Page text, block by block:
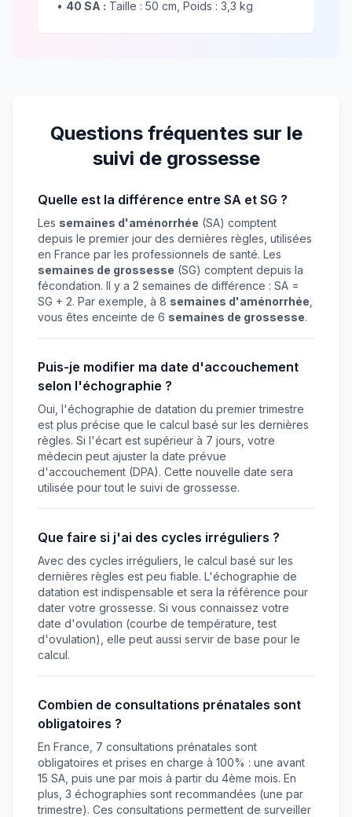
• 40 SA : Taille : 50 cm, Poids : 3,3 kg
Questions fréquentes sur le
suivi de grossesse
Quelle est la différence entre SA et SG ?
Les semaines d'aménorrhée (SA) comptent
depuis le premier jour des dernières règles, utilisées
en France par les professionnels de santé. Les
semaines de grossesse (SG) comptent depuis la
fécondation. Il y a 2 semaines de différence : SA =
SG + 2. Par exemple, à 8 semaines d'aménorrhée
vous êtes enceinte de 6 semaines de grossesse.
Puis-je modifier ma date d'accouchement
selon l'échographie ?
Oui, l'échographie de datation du premier trimestre
est plus précise que le calcul basé sur les dernières
règles. Si l'écart est supérieur à 7 jours, votre
médecin peut ajuster la date prévue
d'accouchement (DPA). Cette nouvelle date sera
utilisée pour tout le suivi de grossesse.
Que faire si j'ai des cycles irréguliers ?
Avec des cycles irréguliers, le calcul basé sur les
dernières règles est peu fiable. L'échographie de
datation est indispensable et sera la référence pour
dater votre grossesse. Si vous connaissez votre
date d'ovulation (courbe de température, test
d'ovulation), elle peut aussi servir de base pour le
calcul.
Combien de consultations prénatales sont
obligatoires ?
En France, 7 consultations prénatales sont
obligatoires et prises en charge à 100% : une avant
15 SA, puis une par mois à partir du 4ème mois. En
plus, 3 échographies sont recommandées (une par
trimestre). Ces consultations permettent de surveiller